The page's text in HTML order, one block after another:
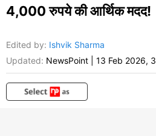
4,000 रुपये की आर्थिक मदद!
Edited by: Ishvik Sharma
Updated: NewsPoint 13 Feb 2026,